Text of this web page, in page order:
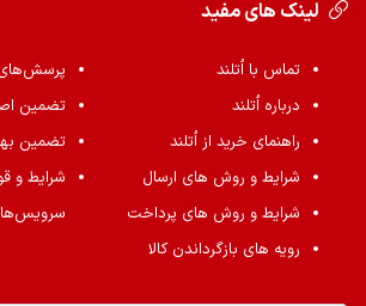
لینک های مفید
تماس با اُتلند
درباره اُتلند
راهنمای خرید از اُتلند
شرایط و روش های ارسال
شرایط و روش های پرداخت
رویه های بازگرداندن کالا
تضمین
تضمین
شرایط و